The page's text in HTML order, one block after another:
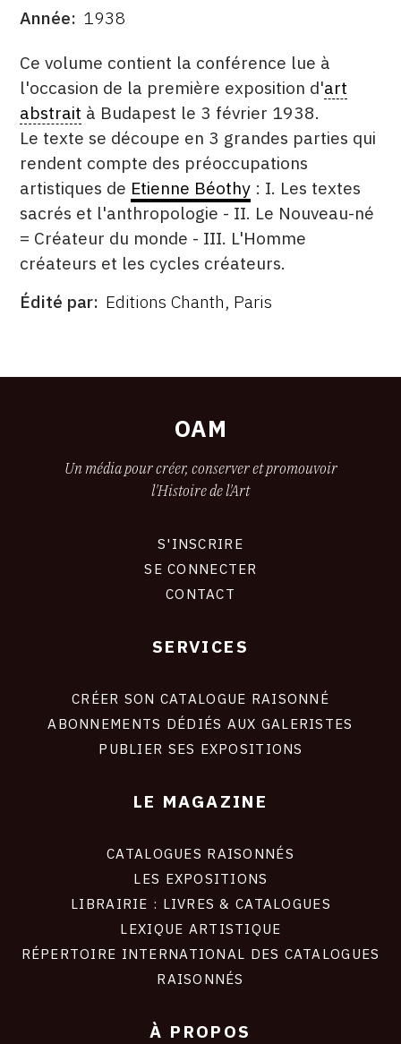
CGU
CGV
SUIVEZ-NOUS
INSTAGRAM
FACEBOOK
DATE
Année 1938
DESCRITPTION
Ce volume contient la conférence lue à
l'occasion de la première exposition d'art
abstrait à Budapest le 3 février 1938.
Le texte se découpe en 3 grandes parties qui
rendent compte des préoccupations
artistiques de Etienne Béothy : I. Les textes
sacrés et l'anthropologie - II. Le Nouveau-né
= Créateur du monde - III. L'Homme
créateurs et les cycles créateurs.
ÉDITÉ
Édité par Editions Chanth, Paris
OAM
Un média pour créer, conserver et promouvoir
l'Histoire de l'Art
S'INSCRIRE
SE CONNECTER
CONTACT
SERVICES
CRÉER SON CATALOGUE RAISONNÉ
ABONNEMENTS DÉDIÉS AUX GALERISTES
PUBLIER SES EXPOSITIONS
LE MAGAZINE
CATALOGUES RAISONNÉS
LES EXPOSITIONS
LIBRAIRIE : LIVRES & CATALOGUES
LEXIQUE ARTISTIQUE
RÉPERTOIRE INTERNATIONAL DES CATALOGUES
RAISONNÉS
À PROPOS